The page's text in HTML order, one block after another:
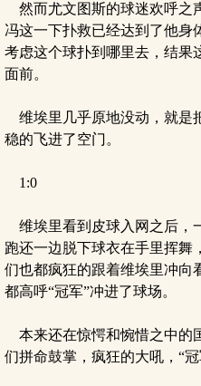
然而尤文图斯的球迷欢呼之
冯这一下扑救已经达到了他身
考虑这个球扑到哪里去，结果
面前。
维埃里几乎原地没动，就是
稳的飞进了空门。
1:0
维埃里看到皮球入网之后，
跑还一边脱下球衣在手里挥舞
们也都疯狂的跟着维埃里冲向
都高呼“冠军”冲进了球场。
本来还在惊愕和惋惜之中的
们拼命鼓掌，疯狂的大吼，“冠